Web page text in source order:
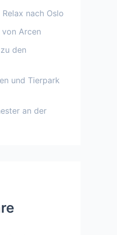
nach Oslo
Arcen
den
und Tierpark
an der